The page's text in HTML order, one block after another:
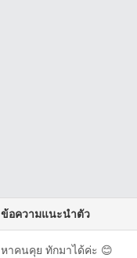
ข้อความแนะนำตัว
หาคนคุย ทักมาได้ค่ะ 😊